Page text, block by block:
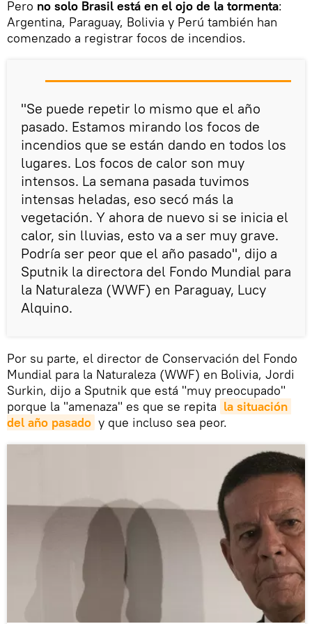
Pero no solo Brasil está en el ojo de la tormenta:
Argentina, Paraguay, Bolivia y Perú también han
comenzado a registrar focos de incendios.
"Se puede repetir lo mismo que el año
pasado. Estamos mirando los focos de
incendios que se están dando en todos los
lugares. Los focos de calor son muy
intensos. La semana pasada tuvimos
intensas heladas, eso secó más la
vegetación. Y ahora de nuevo si se inicia el
calor, sin lluvias, esto va a ser muy grave.
Podría ser peor que el año pasado", dijo a
Sputnik la directora del Fondo Mundial para
la Naturaleza (WWF) en Paraguay, Lucy
Alquino.
Por su parte, el director de Conservación del Fondo
Mundial para la Naturaleza (WWF) en Bolivia, Jordi
Surkin, dijo a Sputnik que está "muy preocupado"
porque la "amenaza" es que se repita la situación
del año pasado y que incluso sea peor.